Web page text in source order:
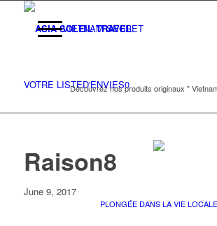
VIETNAM SECRET
Découvrez nos produits originaux "
PLONGÉE DANS LA VIE LOCALE
VOTRE LISTED'ENVIES0
Raison8
June 9, 2017